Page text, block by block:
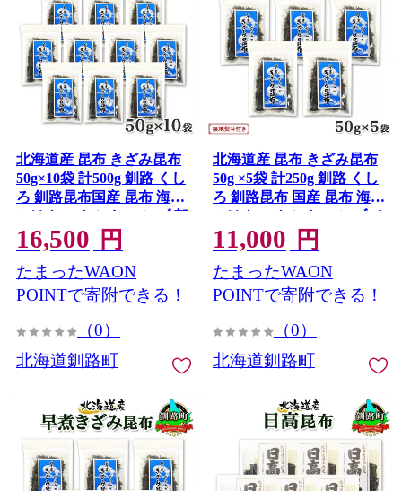
北海道産 昆布 きざみ昆布
50g×10袋 計500g 釧路 くし
ろ 釧路昆布国産 昆布 海藻
ごはん こんぶ お コンブ 朝
食 保存食 夕飯 ふりかけ チ
ャック付 北連物産 きたれ
ん 北海道 釧路町 釧路超 特
産品
16,500 円
たまったWAON
POINTで寄附できる！
（0）
北海道釧路町
北海道産 昆布 きざみ昆布
50g ×5袋 計250g 釧路 くし
ろ 釧路昆布 国産 昆布 海藻
ごはん こんぶ お コンブ チ
ャック付 保存食 無地熨斗
熨斗 のし 北連物産 きたれ
ん 北海道 釧路町 釧路超 特
産品
11,000 円
たまったWAON
POINTで寄附できる！
（0）
北海道釧路町